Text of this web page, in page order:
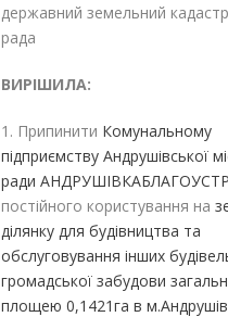
державний земельний
рада
ВИРІШИЛА:
1. Припинити Комунальному
підприємству Андрушівської
ради
постійного користування на
ділянку для будівництва та
обслуговування інших
громадської забудови
площею 0,1421га в